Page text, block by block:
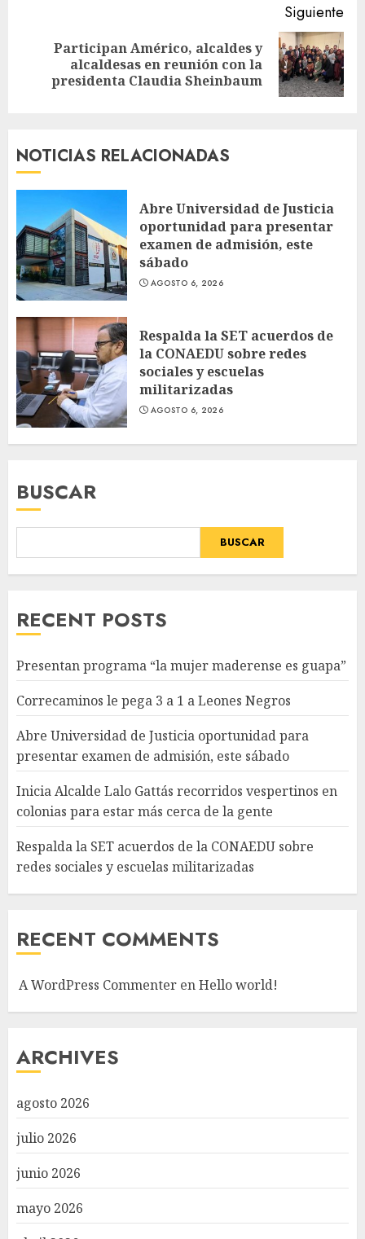
Siguiente
Siguiente
entrada:
Participan Américo, alcaldes y
alcaldesas en reunión con la
presidenta Claudia Sheinbaum
NOTICIAS RELACIONADAS
Abre Universidad de Justicia
oportunidad para presentar
examen de admisión, este
sábado
AGOSTO 6, 2026
Respalda la SET acuerdos de
la CONAEDU sobre redes
sociales y escuelas
militarizadas
AGOSTO 6, 2026
BUSCAR
BUSCAR
RECENT POSTS
Presentan programa “la mujer maderense es guapa”
Correcaminos le pega 3 a 1 a Leones Negros
Abre Universidad de Justicia oportunidad para
presentar examen de admisión, este sábado
Inicia Alcalde Lalo Gattás recorridos vespertinos en
colonias para estar más cerca de la gente
Respalda la SET acuerdos de la CONAEDU sobre
redes sociales y escuelas militarizadas
RECENT COMMENTS
A WordPress Commenter enHello world!
ARCHIVES
agosto 2026
julio 2026
junio 2026
mayo 2026